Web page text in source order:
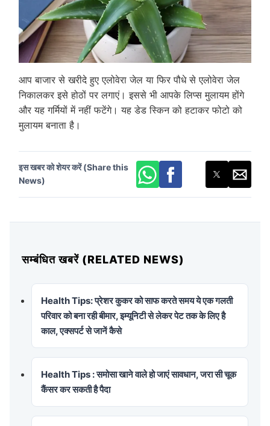
आप बाजार से खरीदे हुए एलोवेरा जेल या फिर पौधे से एलोवेरा जेल
निकालकर इसे होठों पर लगाएं। इससे भी आपके लिप्स मुलायम होंगे
और यह गर्मियों में नहीं फटेंगे। यह डेड स्किन को हटाकर फोटो को
मुलायम बनाता है।
इस खबर को शेयर करें (Share this
News)
सम्बंधित खबरें (RELATED NEWS)
Health Tips: प्रेशर कुकर को साफ करते समय ये एक गलती
परिवार को बना रही बीमार, इम्यूनिटी से लेकर पेट तक के लिए है
काल, एक्सपर्ट से जानें कैसे
Health Tips : समोसा खाने वाले हो जाएं सावधान, जरा सी चूक
कैंसर कर सकती है पैदा